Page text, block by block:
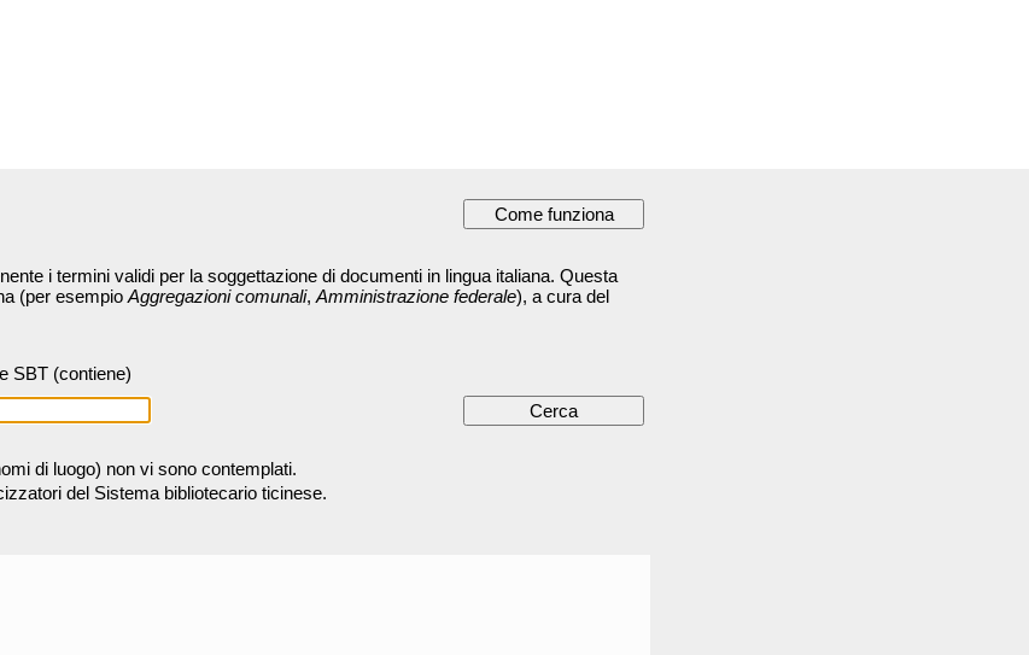
i termini validi per la soggettazione di documenti in lingua italiana. Questa
(per esempio Aggregazioni comunali, Amministrazione federale), a cura del
SBT (contiene)
di luogo) non vi sono contemplati.
del Sistema bibliotecario ticinese.